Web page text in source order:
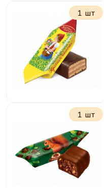
Беби Фокс с
молочной
начинкой
1 шт
Красная шапочка
1 шт